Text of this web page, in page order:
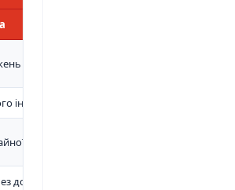
інвентарю
ситуації
додаткового обладнання